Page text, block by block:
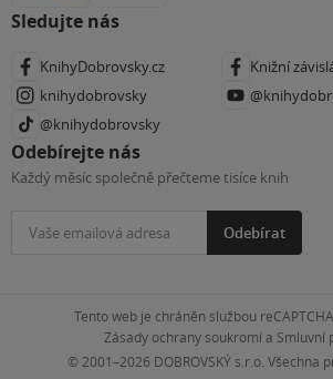
Sledujte nás
KnihyDobrovsky.cz
Knižní
knihydobrovsky
@knihydobrovsky
Odebírejte nás
Každý měsíc společně přečteme tisíce knih
Odebírat
Tento web je chráněn službou
Zásady ochrany soukromía Smluvní
© 2001–2026 DOBROVSKÝ s.r.o. Všechna